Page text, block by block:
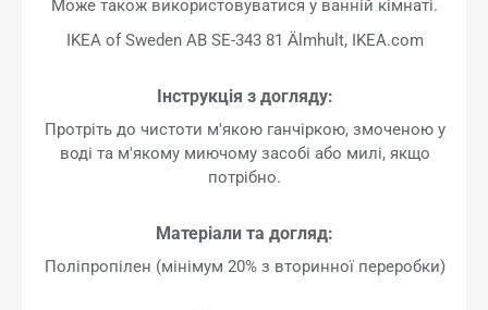
Може також використовуватися у ванній кімнаті.
IKEA of Sweden AB SE-343 81 Älmhult, IKEA.com
Інструкція з догляду:
Протріть до чистоти м'якою ганчіркою, змоченою у
воді та м'якому миючому засобі або милі, якщо
потрібно.
Матеріали та догляд:
Поліпропілен (мінімум 20% з вторинної переробки)